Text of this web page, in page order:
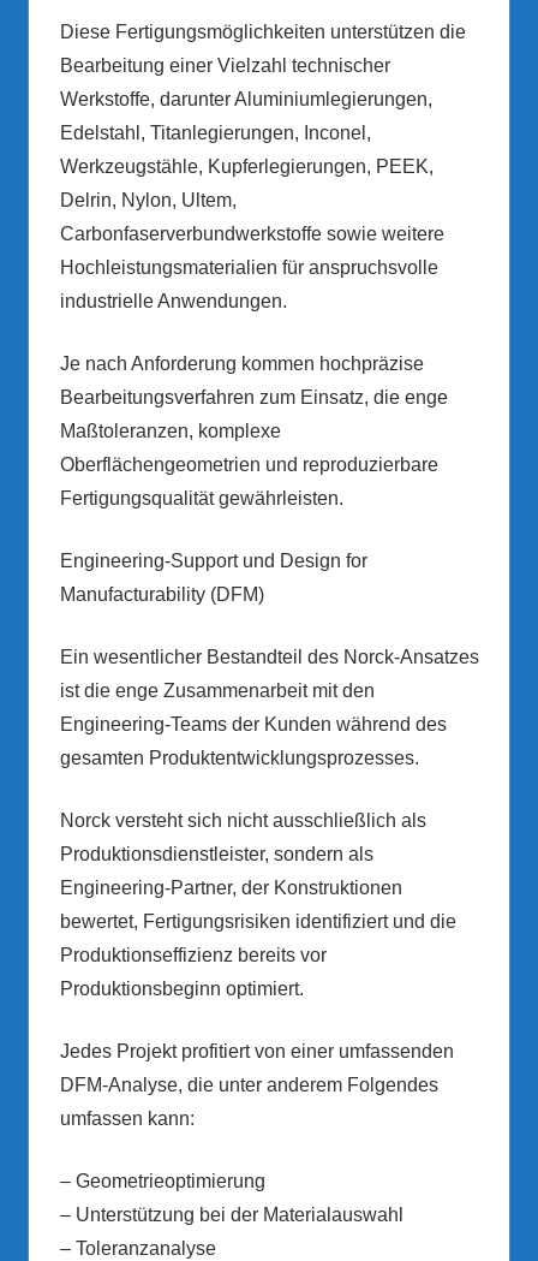
Diese Fertigungsmöglichkeiten unterstützen die
Bearbeitung einer Vielzahl technischer
Werkstoffe, darunter Aluminiumlegierungen,
Edelstahl, Titanlegierungen, Inconel,
Werkzeugstähle, Kupferlegierungen, PEEK,
Delrin, Nylon, Ultem,
Carbonfaserverbundwerkstoffe sowie weitere
Hochleistungsmaterialien für anspruchsvolle
industrielle Anwendungen.
Je nach Anforderung kommen hochpräzise
Bearbeitungsverfahren zum Einsatz, die enge
Maßtoleranzen, komplexe
Oberflächengeometrien und reproduzierbare
Fertigungsqualität gewährleisten.
Engineering-Support und Design for
Manufacturability (DFM)
Ein wesentlicher Bestandteil des Norck-Ansatzes
ist die enge Zusammenarbeit mit den
Engineering-Teams der Kunden während des
gesamten Produktentwicklungsprozesses.
Norck versteht sich nicht ausschließlich als
Produktionsdienstleister, sondern als
Engineering-Partner, der Konstruktionen
bewertet, Fertigungsrisiken identifiziert und die
Produktionseffizienz bereits vor
Produktionsbeginn optimiert.
Jedes Projekt profitiert von einer umfassenden
DFM-Analyse, die unter anderem Folgendes
umfassen kann:
– Geometrieoptimierung
– Unterstützung bei der Materialauswahl
– Toleranzanalyse